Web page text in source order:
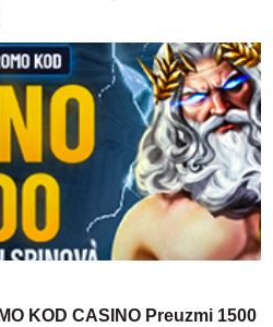
KOD CASINO Preuzmi 1500